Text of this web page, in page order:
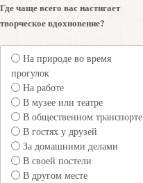
Где чаще всего вас настигает
творческое вдохновение?
На природе во время
прогулок
На работе
В музее или театре
В общественном транспорте
В гостях у друзей
За домашними делами
В своей постели
В другом месте